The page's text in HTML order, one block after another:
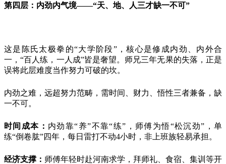
第四层：内劲内气境——“天、地、人三才缺一不可”
这是陈氏太极拳的“大学阶段”，核心是修成内劲、内外合
一，“百人练，一人成”皆是奢望。师兄三年无果的失落，正是
误将此层难度当作努力可破的坎。
内劲之难，远超努力范畴，需时间、财力、悟性三者兼备，缺
一不可。
时间成本： 内劲靠“养”不靠“练”，师傅为悟“松沉劲”，单
练“倒卷肱”四年，每日雷打不动4小时，非上班族轻易承担。
经济支撑： 师傅年轻时赴河南求学，拜师礼、食宿、集训等开